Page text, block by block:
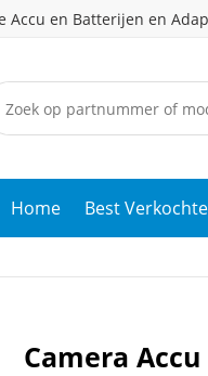
Accu en Batterijen en
Home Best Verkochte
Camera Accu